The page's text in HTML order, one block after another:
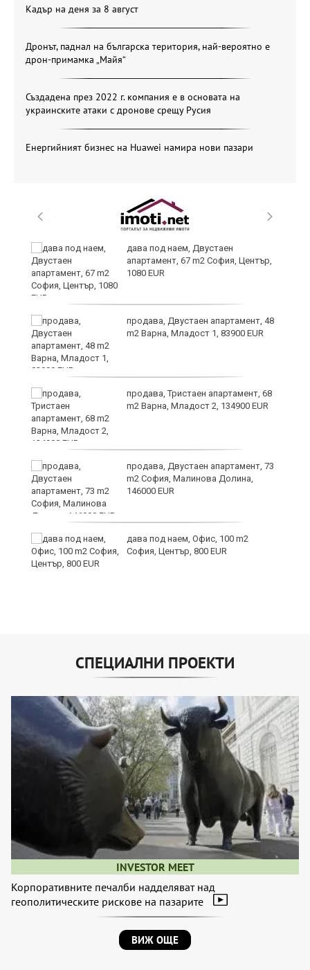
Кадър на деня за 8 август
Дронът, паднал на българска територия, най-вероятно е
дрон-примамка „Майя“
Създадена през 2022 г. компания е в основата на
украинските атаки с дронове срещу Русия
Енергийният бизнес на Huawei намира нови пазари
дава под наем, Двустаен
апартамент, 67 m2 София, Център,
1080 EUR
продава, Двустаен апартамент, 48
m2 Варна, Младост 1, 83900 EUR
продава, Тристаен апартамент, 68
m2 Варна, Младост 2, 134900 EUR
продава, Двустаен апартамент, 73
m2 София, Малинова Долина,
146000 EUR
дава под наем, Офис, 100 m2
София, Център, 800 EUR
СПЕЦИАЛНИ ПРОЕКТИ
INVESTOR MEET
Корпоративните печалби надделяват над
геополитическите рискове на пазарите
ВИЖ ОЩЕ